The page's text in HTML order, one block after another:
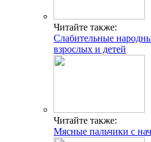
Читайте также:
Слабительные
взрослых и детей
Читайте также:
Мясные пальчики с